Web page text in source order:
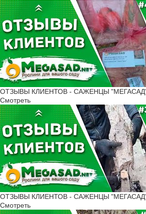
ОТЗЫВЫ КЛИЕНТОВ - САЖЕНЦЫ "МЕГАСАД" |
Смотреть
ОТЗЫВЫ КЛИЕНТОВ - САЖЕНЦЫ "МЕГАСАД" |
Смотреть